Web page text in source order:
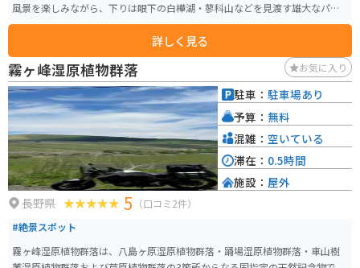
風景を楽しみながら、下りは眼下の白樺湖・蓼科山などを見渡す雄大なパノ
ラマを満喫できます。
詳しく見る
霧ヶ峰湿原植物群落 お気に入り
長野県 5 （口コミ2件）
#絶景スポット
霧ヶ峰湿原植物群落は、八島ヶ原湿原植物群落・踊場湿原植物群落・車山樹
駐車： 駐車場あり
予算： 無料
混雑： 空いている
滞在： 0.5時間
施設： 屋外